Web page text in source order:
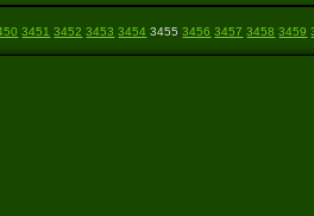
3451 3452 3453 3454 3455 3456 3457 3458 3459